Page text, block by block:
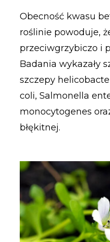
Obecność kwasu
roślinie powoduje,
przeciwgrzybiczo i
Badania wykazały
szczepy
coli, Salmonella
monocytogenes
błękitnej.